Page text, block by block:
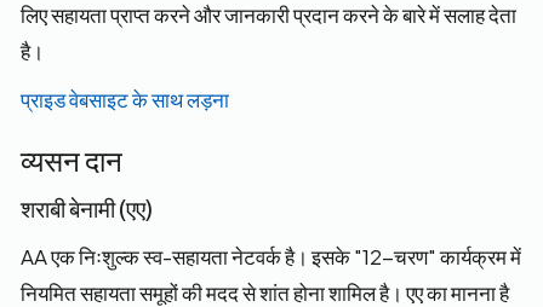
लिए सहायता प्राप्त करने और जानकारी प्रदान करने के बारे में सलाह देता
है।
प्राइड वेबसाइट के साथ लड़ना
व्यसन दान
शराबी बेनामी (एए)
AA एक निःशुल्क स्व-सहायता नेटवर्क है। इसके "12-चरण" कार्यक्रम में
नियमित सहायता समूहों की मदद से शांत होना शामिल है। एए का मानना है